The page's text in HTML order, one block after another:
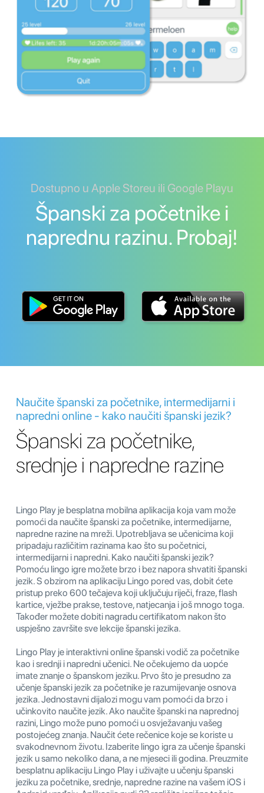
Dostupno u Apple Storeu ili Google Playu
Španski za početnike i
naprednu razinu. Probaj!
Naučite španski za početnike, intermedijarni i
napredni online - kako naučiti španski jezik?
Španski za početnike,
srednje i napredne razine
Lingo Play je besplatna mobilna aplikacija koja vam može
pomoći da naučite španski za početnike, intermedijarne,
napredne razine na mreži. Upotrebljava se učenicima koji
pripadaju različitim razinama kao što su početnici,
intermedijarni i napredni. Kako naučiti španski jezik?
Pomoću lingo igre možete brzo i bez napora shvatiti španski
jezik. S obzirom na aplikaciju Lingo pored vas, dobit ćete
pristup preko 600 tečajeva koji uključuju riječi, fraze, flash
kartice, vježbe prakse, testove, natjecanja i još mnogo toga.
Također možete dobiti nagradu certifikatom nakon što
uspješno završite sve lekcije španski jezika.
Lingo Play je interaktivni online španski vodič za početnike
kao i srednji i napredni učenici. Ne očekujemo da uopće
imate znanje o španskom jeziku. Prvo što je presudno za
učenje španski jezik za početnike je razumijevanje osnova
jezika. Jednostavni dijalozi mogu vam pomoći da brzo i
učinkovito naučite jezik. Ako naučite španski na naprednoj
razini, Lingo može puno pomoći u osvježavanju vašeg
postojećeg znanja. Naučit ćete rečenice koje se koriste u
svakodnevnom životu. Izaberite lingo igra za učenje španski
jezik u samo nekoliko dana, a ne mjeseci ili godina. Preuzmite
besplatnu aplikaciju Lingo Play i uživajte u učenju španski
jeziku za početnike, srednje, napredne razine na vašem iOS i